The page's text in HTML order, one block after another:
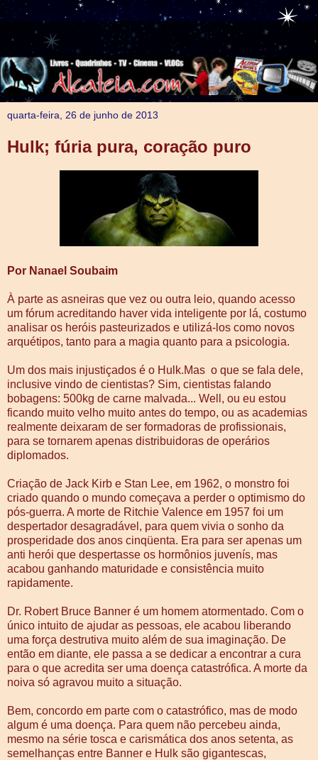
quarta-feira, 26 de junho de 2013
Hulk; fúria pura, coração puro
Por Nanael Soubaim
À parte as asneiras que vez ou outra leio, quando acesso
um fórum acreditando haver vida inteligente por lá, costumo
analisar os heróis pasteurizados e utilizá-los como novos
arquétipos, tanto para a magia quanto para a psicologia.
Um dos mais injustiçados é o Hulk.Mas o que se fala dele,
inclusive vindo de cientistas? Sim, cientistas falando
bobagens: 500kg de carne malvada... Well, ou eu estou
ficando muito velho muito antes do tempo, ou as academias
realmente deixaram de ser formadoras de profissionais,
para se tornarem apenas distribuidoras de operários
diplomados.
Criação de Jack Kirb e Stan Lee, em 1962, o monstro foi
criado quando o mundo começava a perder o optimismo do
pós-guerra. A morte de Ritchie Valence em 1957 foi um
despertador desagradável, para quem vivia o sonho da
prosperidade dos anos cinqüenta. Era para ser apenas um
anti herói que despertasse os hormônios juvenís, mas
acabou ganhando maturidade e consistência muito
rapidamente.
Dr. Robert Bruce Banner é um homem atormentado. Com o
único intuito de ajudar as pessoas, ele acabou liberando
uma força destrutiva muito além de sua imaginação. De
então em diante, ele passa a se dedicar a encontrar a cura
para o que acredita ser uma doença catastrófica. A morte da
noiva só agravou muito a situação.
Bem, concordo em parte com o catastrófico, mas de modo
algum é uma doença. Para quem não percebeu ainda,
mesmo na série tosca e carismática dos anos setenta, as
semelhanças entre Banner e Hulk são gigantescas,